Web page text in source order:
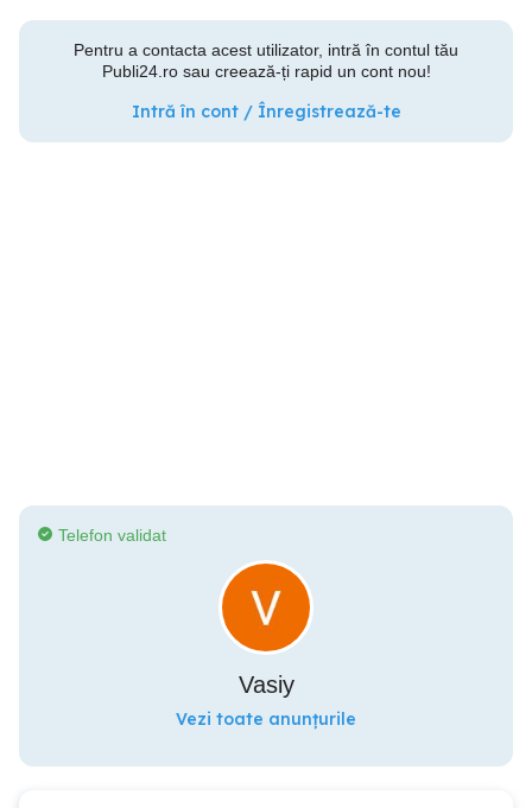
Pentru a contacta acest utilizator, intră în contul tău
Publi24.ro sau creează-ți rapid un cont nou!
Intră în cont / Înregistrează-te
Telefon validat
Vasiy
Vezi toate anunțurile